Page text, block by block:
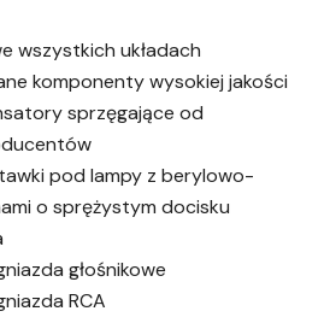
wszystkich układach
komponenty wysokiej jakości
sprzęgające od
pod lampy z berylowo-
o sprężystym docisku
głośnikowe
RCA